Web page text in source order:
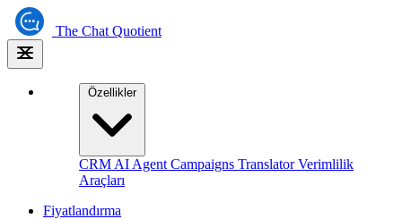
The Chat Quotient
Özellikler
CRM AI Agent Campaigns TranslatorVerimlilik
Araçları
Fiyatlandırma